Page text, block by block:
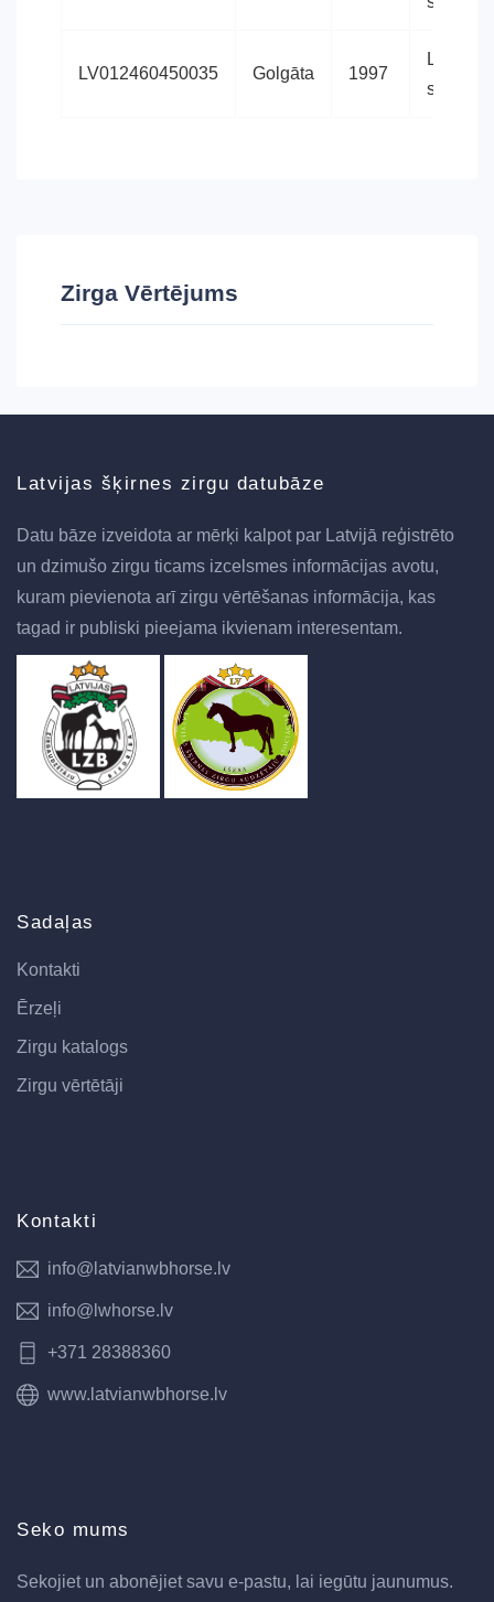
LV012460450035 Golgāta 1997
Latvijas
siltasinis
Zirga Vērtējums
Latvijas šķirnes zirgu datubāze
Datu bāze izveidota ar mērķi kalpot par Latvijā reģistrēto
un dzimušo zirgu ticams izcelsmes informācijas avotu,
kuram pievienota arī zirgu vērtēšanas informācija, kas
tagad ir publiski pieejama ikvienam interesentam.
Sadaļas
Kontakti
Ērzeļi
Zirgu katalogs
Zirgu vērtētāji
Kontakti
info@latvianwbhorse.lv
info@lwhorse.lv
+371 28388360
www.latvianwbhorse.lv
Seko mums
Sekojiet un abonējiet savu e-pastu, lai iegūtu jaunumus.